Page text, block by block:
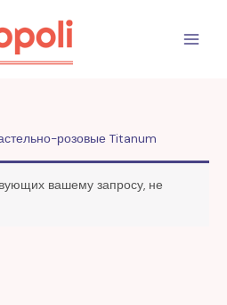
розовые Titanum
вашему запросу, не